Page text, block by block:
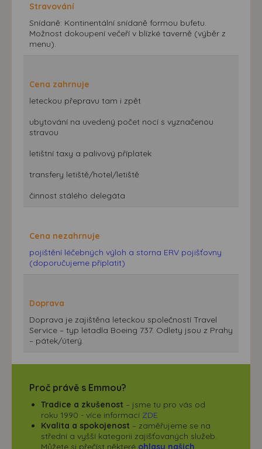
Stravování
Snídaně: Kontinentální snídaně formou bufetu.
Možnost dokoupení večeří v blízké taverně (výběr z
menu).
Cena zahrnuje
leteckou přepravu tam i zpět
ubytování na uvedený počet nocí s vyznačenou
stravou
letištní taxy a palivový příplatek
transfery letiště/hotel/letiště
činnost stálého delegáta
Cena nezahrnuje
pojištění léčebných výloh a storna ERV pojišťovny
(doporučujeme připlatit)
Doprava
Doprava je zajištěna leteckou společností Travel
Service – typ letadla Boeing 737. Odlety jsou z Prahy
– pátek/úterý.
Proč právě s Emmou?
Tradice a zkušenost – jsme tu pro vás od
roku 1990 - více informací ZDE
Kvalita a spokojenost – zaměřujeme se na
střední a vyšší kategorii zajišťovaných služeb.
Můžete si přečíst některé ohlasy našich